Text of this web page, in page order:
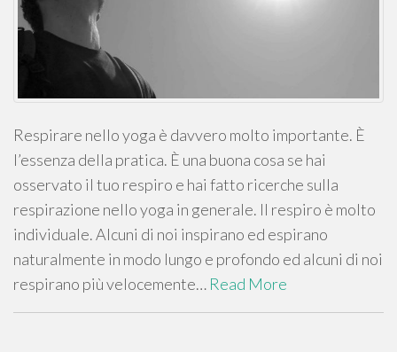
Respirare nello yoga è davvero molto importante. È
l’essenza della pratica. È una buona cosa se hai
osservato il tuo respiro e hai fatto ricerche sulla
respirazione nello yoga in generale. Il respiro è molto
individuale. Alcuni di noi inspirano ed espirano
naturalmente in modo lungo e profondo ed alcuni di noi
respirano più velocemente… Read More